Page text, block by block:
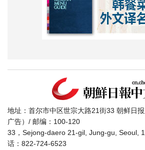
地址：首尔市中区世宗大路21街33 朝鲜日报
广告）/ 邮编：100-120
33，Sejong-daero 21-gil, Jung-gu, Seoul,
话：822-724-6523